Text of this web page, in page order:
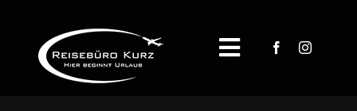
springen
Toggle